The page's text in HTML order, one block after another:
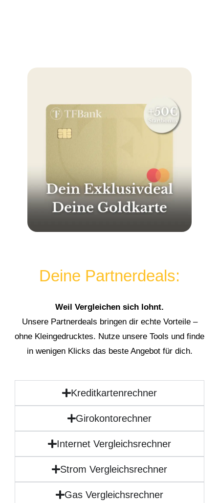
Deine Partnerdeals:
Weil Vergleichen sich lohnt.
Unsere Partnerdeals bringen dir echte Vorteile –
ohne Kleingedrucktes. Nutze unsere Tools und finde
in wenigen Klicks das beste Angebot für dich.
Kreditkartenrechner
Girokontorechner
Internet Vergleichsrechner
Strom Vergleichsrechner
Gas Vergleichsrechner